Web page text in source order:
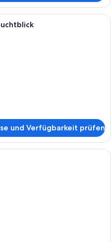
Ein modernes Hotelzimmer mit
und Verfügbarkeit prüfen
Ein modernes Hotelzimmer mit